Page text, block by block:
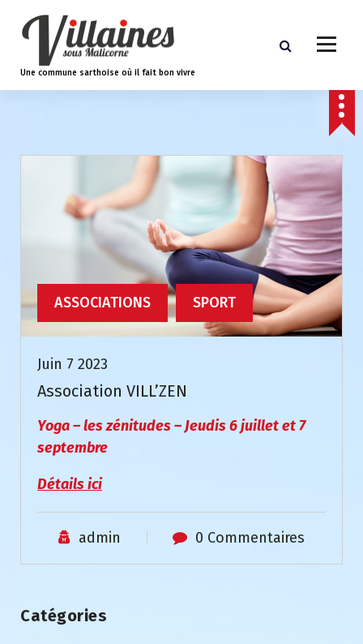
Une commune sarthoise où il fait bon vivre
ASSOCIATIONS SPORT
Juin 7 2023
Association VILL’ZEN
Yoga – les zénitudes – Jeudis 6 juillet et 7
septembre
Détails ici
admin 0 Commentaires
Catégories